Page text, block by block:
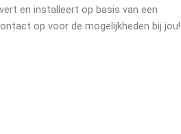
en installeert op basis van een
op voor de mogelijkheden bij jou!